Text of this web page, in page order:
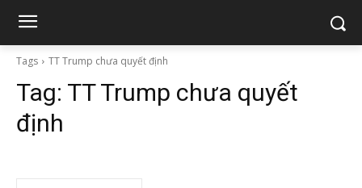
Tags TT Trump chưa quyết định
Tag: TT Trump chưa quyết
định